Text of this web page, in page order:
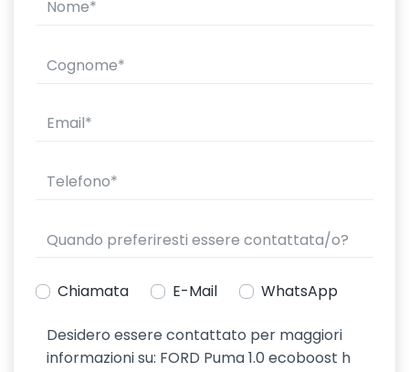
Chiamata E-Mail WhatsApp